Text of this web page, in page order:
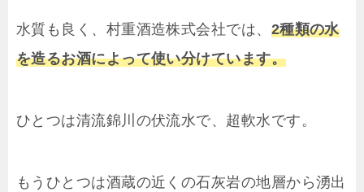
水質も良く、村重酒造株式会社では、 2種類の水
を造るお酒によって使い分けています。
ひとつは清流錦川の伏流水で、超軟水です。
もうひとつは酒蔵の近くの石灰岩の地層から湧出